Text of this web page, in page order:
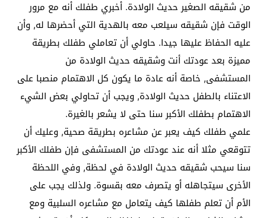
من شقيقه الصغير حديث الولادة. أخبري طفلك أنه مع مرور
الوقت فإن شقيقه سيلعب معه بالهدية التي أحضرها له, وأن
عليه الحفاظ عليها جيدا. حاولي أن تعاملي طفلك بطريقة
مميزة بعد عودتك أنت وشقيقه حديث الولادة من
المستشفى, خاصة أنه عادة ما يكون كل الاهتمام منصبا على
الاعتناء بالطفل حديث الولادة, ويجب أن تحاولي بعض الشيء
الاهتمام بطفلك الأكبر سنا حتى لا يشعر بالغيرة.
علمي طفلك كيف يعبر عن مشاعره بطريقة صحية, وعليك أن
تتوقعي مثلا أنه عند عودتك من المستشفى فإن طفلك الأكبر
سنا سيحب شقيقه حديث الولادة في لحظة, وفي اللحظة
الأخرى سيتجاهله أو يتصرف معه بقسوة. ولذلك يجب على
الأم أن تعلم طفلها كيف يتعامل مع مشاعره السلبية ومع